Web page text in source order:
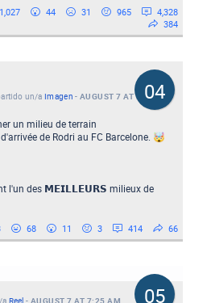
44 31 965
4,328
384
04
un/a Imagen - AUGUST 7 AT 2:23 PM
un milieu de terrain
de Rodri au FC Barcelone. 🤯
l'un des 𝗠𝗘𝗜𝗟𝗟𝗘𝗨𝗥𝗦 milieux de
68 11 3 414 66
missiles": Trump répond à la demande
05
a Reel - AUGUST 7 AT 7:25 AM